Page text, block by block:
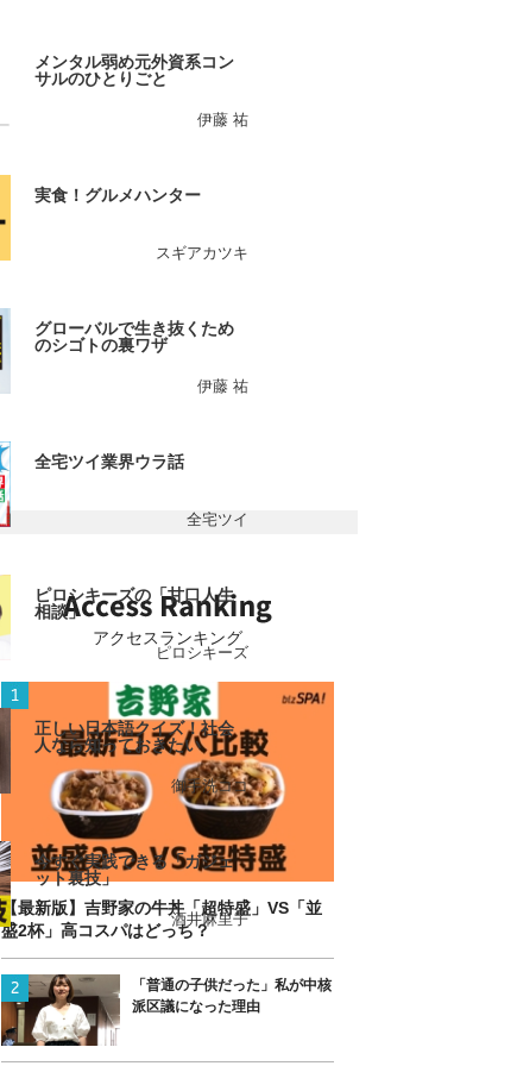
アクセスランキング
【最新版】吉野家の牛丼「超特盛」VS「並
盛2杯」高コスパはどっち？
「普通の子供だった」私が中核
派区議になった理由
メンタル弱め元外資系コン
サルのひとりごと
伊藤 祐
実食！グルメハンター
スギアカツキ
グローバルで生き抜くため
のシゴトの裏ワザ
伊藤 祐
全宅ツイ業界ウラ話
全宅ツイ
ピロシキーズの「甘口人生
相談」
ピロシキーズ
正しい日本語クイズ！社会
人なら知っておきたい
御手洗ココ
今すぐ実践できる「ガジェ
ット裏技」
酒井麻里子